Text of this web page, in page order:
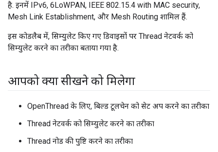
है. इनमें IPv6, 6LoWPAN, IEEE 802.15.4 with MAC security,
Mesh Link Establishment, और Mesh Routing शामिल हैं.
इस कोडलैब में, सिम्युलेट किए गए डिवाइसों पर Thread नेटवर्क को
सिम्युलेट करने का तरीका बताया गया है.
आपको क्या सीखने को मिलेगा
OpenThread के लिए, बिल्ड टूलचेन को सेट अप करने का तरीका
Thread नेटवर्क को सिम्युलेट करने का तरीका
Thread नोड की पुष्टि करने का तरीका